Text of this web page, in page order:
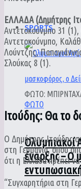
SPORTS
Ολυμπιακοί
έναρξης – Ο
ΕΛΛΑΔΑ (Δημήτρης
Αντετοκούνμπο 31
Αντετοκούνμπο,
Λούντζης,
Σλούκας 8 (1).
ΦΩΤΟ:
Iτούδης: Θα το
Ο Δημήτρης Ιτούδης
στη Γερμανία, όπου
ότι η Ελλάδα πρέπει
“Συγχαρητήρια στη